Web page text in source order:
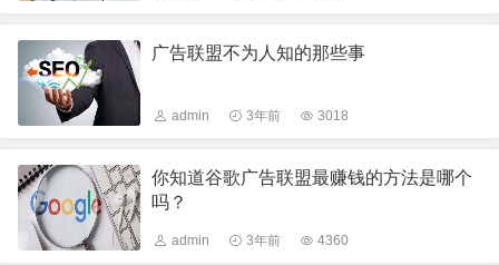
广告联盟不为人知的那些事
admin 3年前 3018
你知道谷歌广告联盟最赚钱的方法是哪个
吗？
admin 3年前 4360